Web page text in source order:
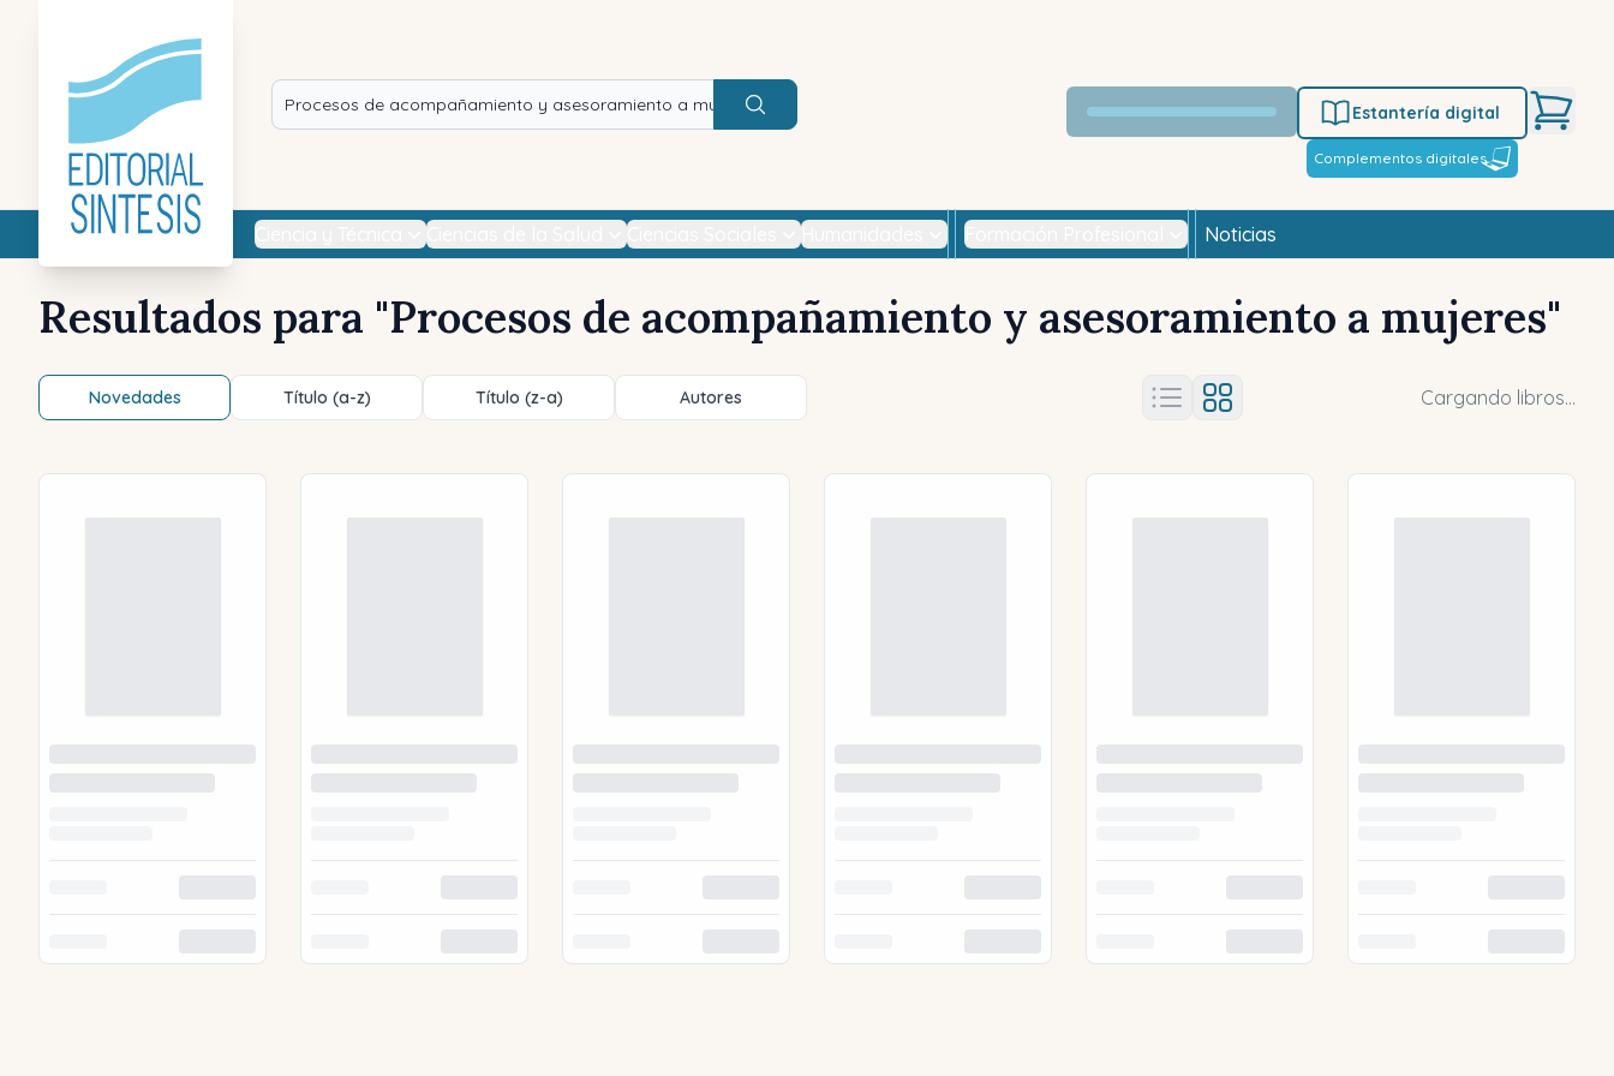
Buscar
Estantería digital
Complementos digitales
Noticias
Resultados para "Procesos de acompañamiento y asesoramiento a mujeres"
Novedades Título (a-z) Título (z-a) Autores Cargando libros...